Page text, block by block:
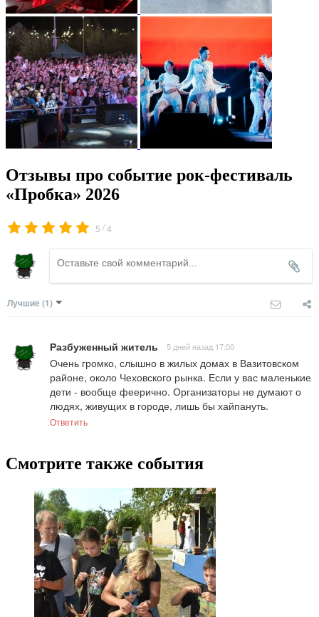
Отзывы про событие рок-фестиваль
«Пробка» 2026
5 /4
Лучшие (1)
Разбуженный житель 5 дней назад 17:00
Очень громко, слышно в жилых домах в Вазитовском
районе, около Чеховского рынка. Если у вас маленькие
дети - вообще феерично. Организаторы не думают о
людях, живущих в городе, лишь бы хайпануть.
Ответить
Смотрите также события